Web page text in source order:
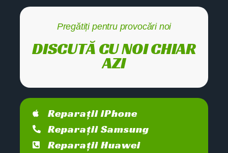
Pregătiți pentru provocări noi
DISCUTĂ CU NOI CHIAR
AZI
Reparații iPhone
Reparații Samsung
Reparații Huawei